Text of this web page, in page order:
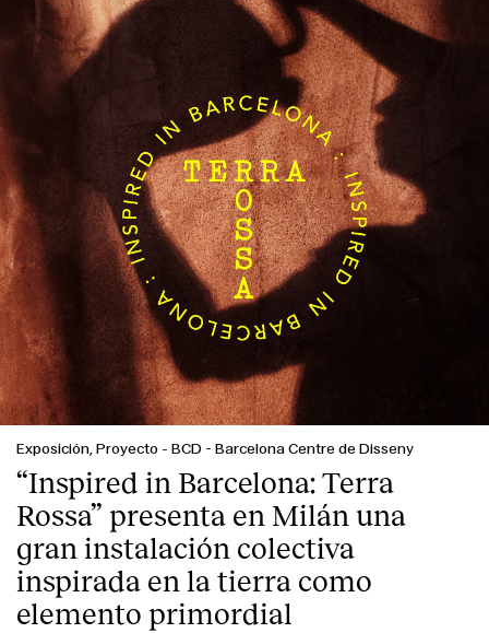
Index
Exposición, Proyecto - BCD - Barcelona Centre de Disseny
“Inspired in Barcelona: Terra
Rossa” presenta en Milán una
gran instalación colectiva
inspirada en la tierra como
elemento primordial